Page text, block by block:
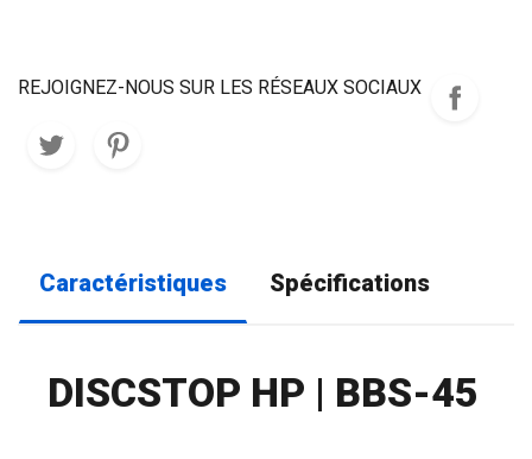
REJOIGNEZ-NOUS SUR LES RÉSEAUX SOCIAUX
Caractéristiques Spécifications
DISCSTOP HP | BBS-45